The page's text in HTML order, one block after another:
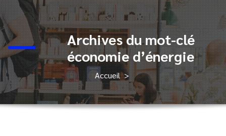
Archives du mot-clé
économie d’énergie
Accueil>